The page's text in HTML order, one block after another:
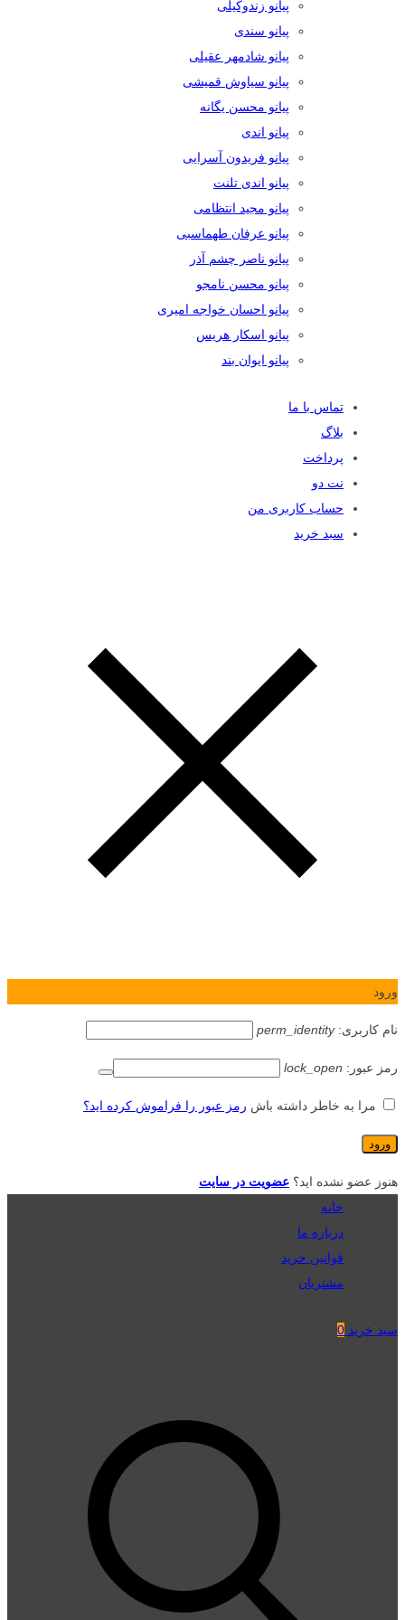
پیانو زندوکیلی
پیانو سندی
پیانو شادمهر عقیلی
پیانو سیاوش قمیشی
پیانو محسن یگانه
پیانو اندی
پیانو فریدون آسرایی
پیانو اندی تلنت
پیانو مجید انتظامی
پیانو عرفان طهماسبی
پیانو ناصر چشم آذر
پیانو محسن نامجو
پیانو احسان خواجه امیری
پیانو اسکار هریس
پیانو ایوان بند
تماس با ما
بلاگ
پرداخت
نت دو
حساب کاربری من
سبد خرید
ورود
نام کاربری:perm_identity
رمز عبور: lock_open
مرا به خاطر داشته باش رمز عبور را فراموش کرده اید؟
هنوز عضو نشده اید؟ عضویت در سایت
خانه
درباره ما
قوانین خرید
مشتریان
سبد خرید 0